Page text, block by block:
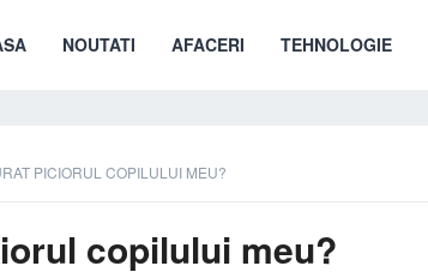
NOUTATI AFACERI TEHNOLOGIE
PICIORUL COPILULUI MEU?
copilului meu?